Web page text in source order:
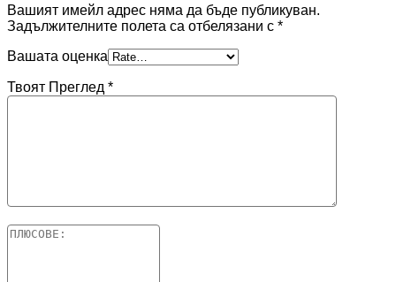
Вашият имейл адрес няма да бъде публикуван.
Задължителните полета са отбелязани с *
Вашата оценка
Твоят Преглед *